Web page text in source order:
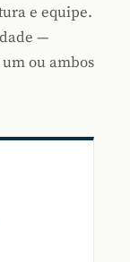
e equipe.
—
ou ambos